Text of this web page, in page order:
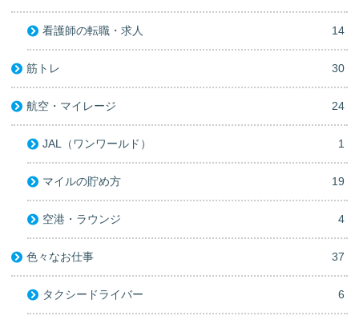
看護師の転職・求人 14
筋トレ 30
航空・マイレージ 24
JAL（ワンワールド） 1
マイルの貯め方 19
空港・ラウンジ 4
色々なお仕事 37
タクシードライバー 6